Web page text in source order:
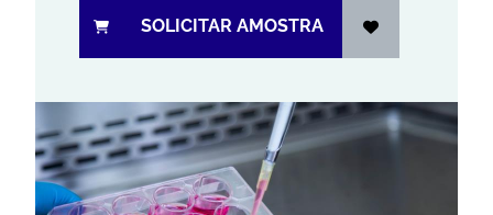
SOLICITAR AMOSTRA